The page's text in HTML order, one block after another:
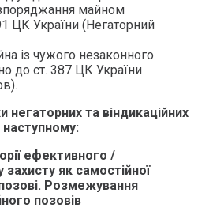
майном
ЦК України (Негаторний
із чужого незаконного
до ст. 387 ЦК України
негаторних та віндикаційних
ефективного /
як самостійної
Розмежування
позовів